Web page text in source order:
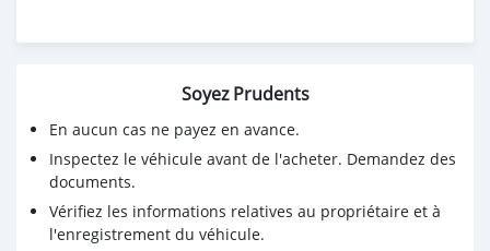
Soyez Prudents
En aucun cas ne payez en avance.
Inspectez le véhicule avant de l'acheter. Demandez des
documents.
Vérifiez les informations relatives au propriétaire et à
l'enregistrement du véhicule.